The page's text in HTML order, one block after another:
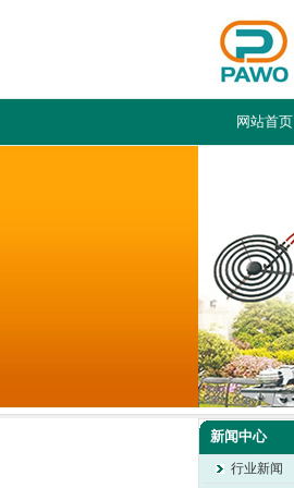
网站首页
新闻中心
行业新闻